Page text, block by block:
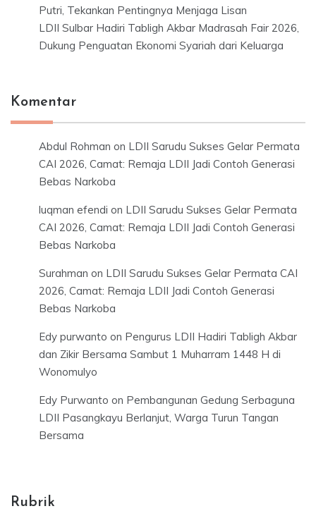
Putri, Tekankan Pentingnya Menjaga Lisan
LDII Sulbar Hadiri Tabligh Akbar Madrasah Fair 2026,
Dukung Penguatan Ekonomi Syariah dari Keluarga
Komentar
Abdul Rohman on LDII Sarudu Sukses Gelar Permata
CAI 2026, Camat: Remaja LDII Jadi Contoh Generasi
Bebas Narkoba
luqman efendi on LDII Sarudu Sukses Gelar Permata
CAI 2026, Camat: Remaja LDII Jadi Contoh Generasi
Bebas Narkoba
Surahman on LDII Sarudu Sukses Gelar Permata CAI
2026, Camat: Remaja LDII Jadi Contoh Generasi
Bebas Narkoba
Edy purwanto on Pengurus LDII Hadiri Tabligh Akbar
dan Zikir Bersama Sambut 1 Muharram 1448 H di
Wonomulyo
Edy Purwanto on Pembangunan Gedung Serbaguna
LDII Pasangkayu Berlanjut, Warga Turun Tangan
Bersama
Rubrik